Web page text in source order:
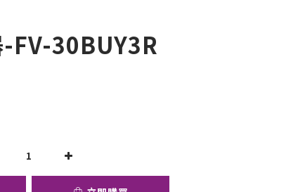
FV-30BUY3R